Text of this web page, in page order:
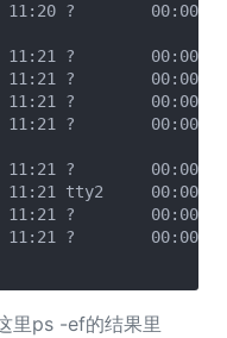
?        00:00:00 /
?        00:00:01
11:21 ?        00:00:00
11:21 ?
11:21 ?
11:21 ?
tty2     00:00:00
?
11:21 ?
里ps -ef的结果里